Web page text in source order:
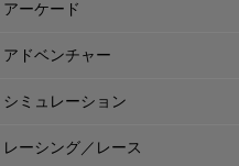
アーケード
アドベンチャー
シミュレーション
レーシング／レース